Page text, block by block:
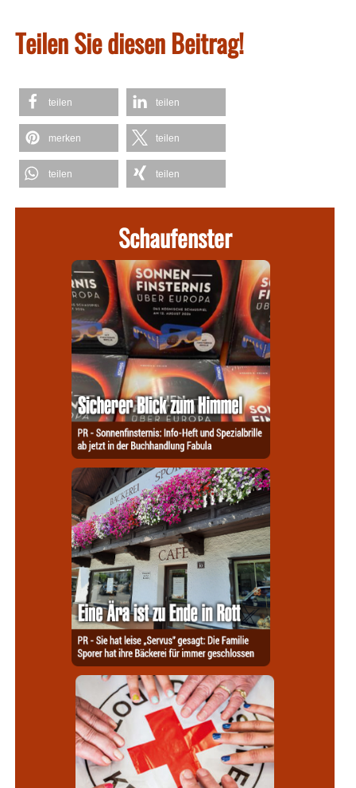
Teilen Sie diesen Beitrag!
teilen teilen
merken teilen
teilen teilen
Schaufenster